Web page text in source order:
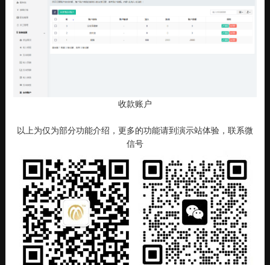
收款账户
以上为仅为部分功能介绍，更多的功能请到演示站体验，联系微
信号